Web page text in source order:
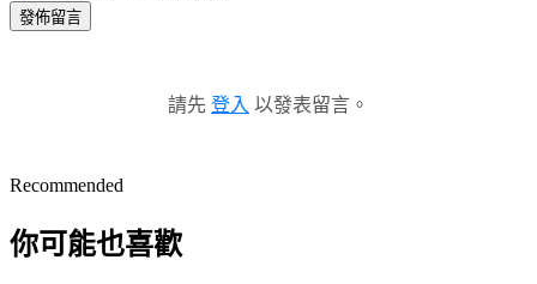
發佈留言
請先 登入 以發表留言。
Recommended
你可能也喜歡